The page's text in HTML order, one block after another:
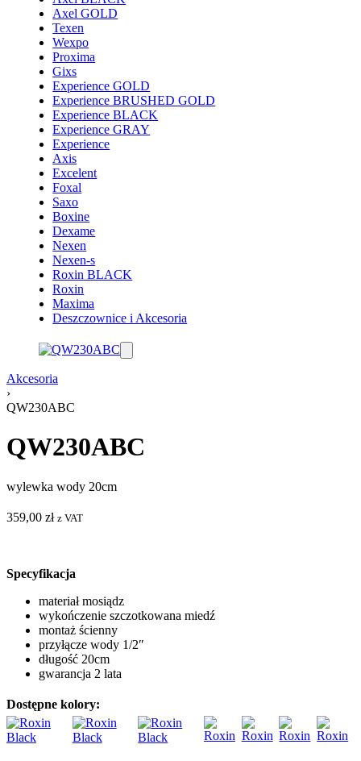
Axel GOLD
Texen
Wexpo
Proxima
Gixs
Experience GOLD
Experience BRUSHED GOLD
Experience BLACK
Experience GRAY
Experience
Axis
Excelent
Foxal
Saxo
Boxine
Dexame
Nexen
Nexen-s
Roxin BLACK
Roxin
Maxima
Deszczownice i Akcesoria
Akcesoria
›
QW230ABC
QW230ABC
wylewka wody 20cm
359,00 zł z VAT
Specyfikacja
materiał mosiądz
wykończenie szczotkowana miedź
montaż ścienny
przyłącze wody 1/2″
długość 20cm
gwarancja 2 lata
Dostępne kolory: